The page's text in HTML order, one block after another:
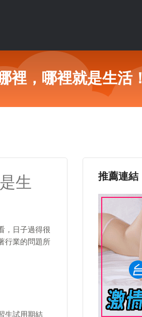
裡，哪裡就是生活！
生
，日子過得很
行業的問題所
生試用期結
推薦連結